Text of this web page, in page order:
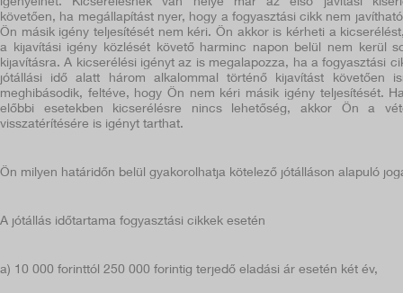
igényelhet. Kicserélésnek van helye már az első javítási
követően, ha megállapítást nyer, hogy a fogyasztási cikk nem
Ön másik igény teljesítését nem kéri. Ön akkor is kérheti a
a kijavítási igény közlését követő harminc napon belül nem kerül
kijavításra. A kicserélési igényt az is megalapozza, ha a fogyasztási
jótállási idő alatt három alkalommal történő kijavítást követően
meghibásodik, feltéve, hogy Ön nem kéri másik igény teljesítését.
előbbi esetekben kicserélésre nincs lehetőség, akkor Ön a
visszatérítésére is igényt tarthat.
Ön milyen határidőn belül gyakorolhatja kötelező jótálláson alapuló
A jótállás időtartama fogyasztási cikkek esetén
a) 10 000 forinttól 250 000 forintig terjedő eladási ár esetén két év,